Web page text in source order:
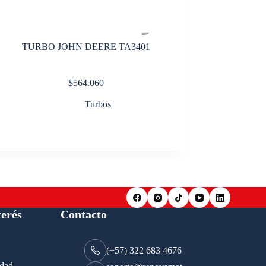
TURBO JOHN DEERE TA3401
$564.060
Turbos
Contacto
(+57) 322 683 4676